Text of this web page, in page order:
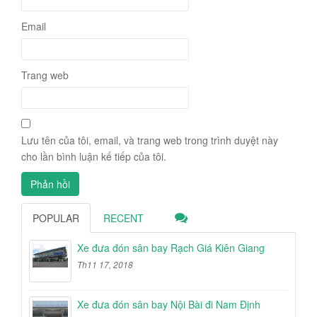
Email
Trang web
Lưu tên của tôi, email, và trang web trong trình duyệt này
cho lần bình luận kế tiếp của tôi.
POPULAR RECENT
Xe đưa đón sân bay Rạch Giá Kiên Giang
Th11 17, 2018
Xe đưa đón sân bay Nội Bài đi Nam Định